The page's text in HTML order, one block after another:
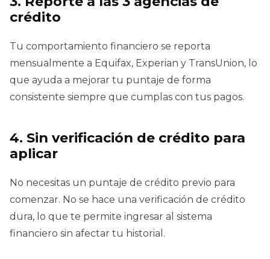
crédito
Tu comportamiento financiero se reporta
mensualmente a Equifax, Experian y TransUnion, lo
que ayuda a mejorar tu puntaje de forma
consistente siempre que cumplas con tus pagos.
4. Sin verificación de crédito para
aplicar
No necesitas un puntaje de crédito previo para
comenzar. No se hace una verificación de crédito
dura, lo que te permite ingresar al sistema
financiero sin afectar tu historial.